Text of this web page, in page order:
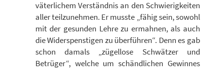
väterlichem Verständnis an den Schwierigkeiten
aller teilzunehmen. Er musste „fähig sein, sowohl
mit der gesunden Lehre zu ermahnen, als auch
die Widerspenstigen zu überführen“. Denn es gab
schon damals „zügellose Schwätzer und
Betrüger“, welche um schändlichen Gewinnes